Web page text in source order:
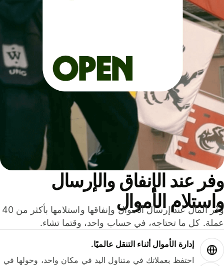
عند الإنفاق والإرسال
الأموال
وفّر المال عند إرسال الأموال وإنفاقها واستلامها بأكثر من 40
كل ما تحتاجه، في حساب واحد، وقتما تشاء.
إدارة الأموال أثناء التنقل عالميًا.
احتفظ بعملاتك في متناول اليد في مكان واحد، وحولها في